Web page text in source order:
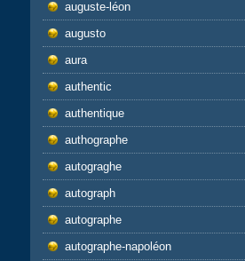
auguste-léon
augusto
aura
authentic
authentique
authographe
autograghe
autograph
autographe
autographe-napoléon